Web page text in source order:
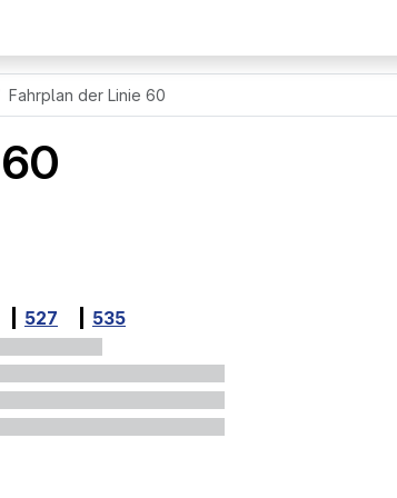
Fahrplan der Linie 60
527 535